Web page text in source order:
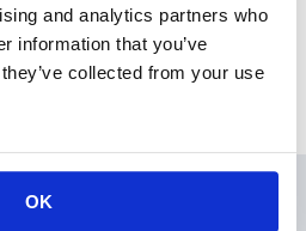
and analytics partners who
information that you’ve
collected from your use
OK